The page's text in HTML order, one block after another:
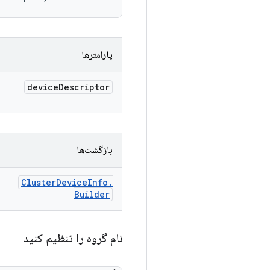
پارامترها
deviceDescriptor
بازگشت‌ها
ClusterDeviceInfo .
Builder
نام گروه را تنظیم کنید